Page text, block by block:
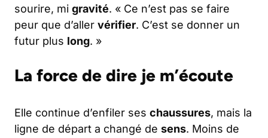
sourire, mi gravité. « Ce n’est pas se faire
peur que d’aller vérifier. C’est se donner un
futur plus long. »
La force de dire je m’écoute
Elle continue d’enfiler ses chaussures, mais la
ligne de départ a changé de sens. Moins de